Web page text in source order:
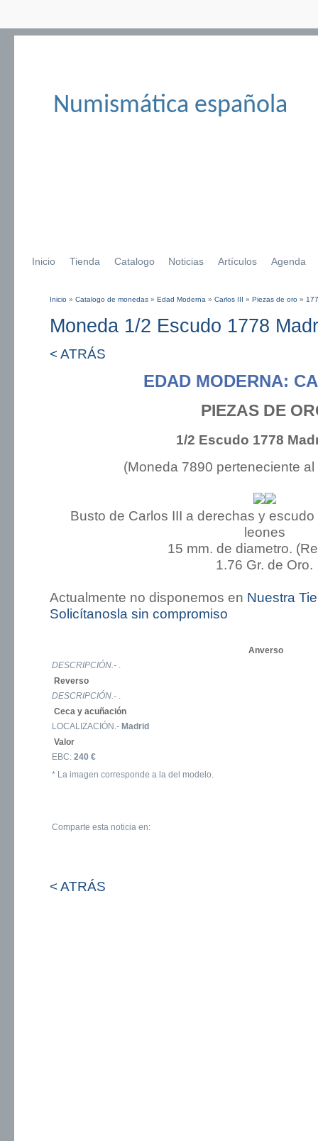
Numismática española
Inicio Tienda Catalogo Noticias Artículos Agenda
Inicio » Catalogo de monedas » Edad Moderna » Carlos III » Piezas de oro »
Moneda 1/2 Escudo 1778
< ATRÁS
EDAD MODERNA:
PIEZAS DE
1/2 Escudo 1778
(Moneda 7890 perteneciente al
Busto de Carlos III a derechas y
leones
15 mm. de diametro.
1.76 Gr. de Oro.
Actualmente no disponemos en Nuestra
Solicítanosla sin compromiso
Anverso
DESCRIPCIÓN.- .
Reverso
DESCRIPCIÓN.- .
Ceca y acuñación
LOCALIZACIÓN.- Madrid
Valor
EBC: 240 €
* La imagen corresponde a la del modelo.
Comparte esta noticia en:
< ATRÁS